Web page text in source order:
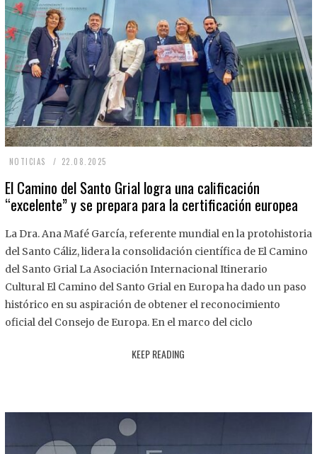
NOTICIAS 22.08.2025
.
8
2
2
El Camino del Santo Grial logra una calificación
“excelente” y se prepara para la certificación europea
La Dra. Ana Mafé García, referente mundial en la protohistoria
del Santo Cáliz, lidera la consolidación científica de El Camino
del Santo Grial La Asociación Internacional Itinerario
Cultural El Camino del Santo Grial en Europa ha dado un paso
histórico en su aspiración de obtener el reconocimiento
oficial del Consejo de Europa. En el marco del ciclo
KEEP READING